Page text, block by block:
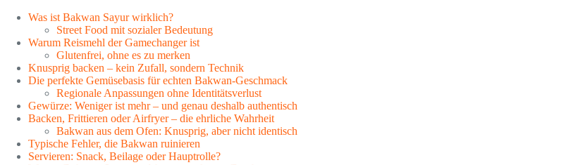
Was ist Bakwan Sayur wirklich?
Street Food mit sozialer Bedeutung
Warum Reismehl der Gamechanger ist
Glutenfrei, ohne es zu merken
Knusprig backen – kein Zufall, sondern Technik
Die perfekte Gemüsebasis für echten Bakwan-Geschmack
Regionale Anpassungen ohne Identitätsverlust
Gewürze: Weniger ist mehr – und genau deshalb authentisch
Backen, Frittieren oder Airfryer – die ehrliche Wahrheit
Bakwan aus dem Ofen: Knusprig, aber nicht identisch
Typische Fehler, die Bakwan ruinieren
Servieren: Snack, Beilage oder Hauptrolle?